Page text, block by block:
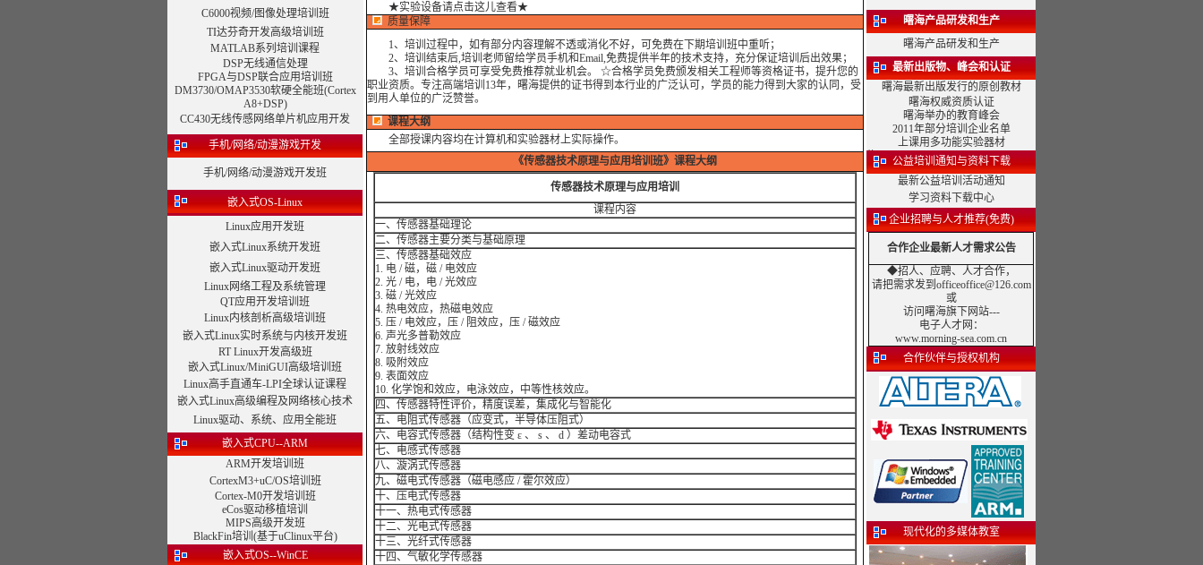
C6000视频/图像处理培训班
TI达芬奇开发高级培训班
MATLAB系列培训课程
DSP无线通信处理
FPGA与DSP联合应用培训班
DM3730/OMAP3530软硬全能班(Cortex
A8+DSP)
CC430无线传感网络单片机应用开发
手机/网络/动漫游戏开发
手机/网络/动漫游戏开发班
嵌入式OS-Linux
Linux应用开发班
嵌入式Linux系统开发班
嵌入式Linux驱动开发班
Linux网络工程及系统管理
QT应用开发培训班
Linux内核剖析高级培训班
嵌入式Linux实时系统与内核开发班
RT Linux开发高级班
嵌入式Linux/MiniGUI高级培训班
Linux高手直通车-LPI全球认证课程
嵌入式Linux高级编程及网络核心技术
Linux驱动、系统、应用全能班
嵌入式CPU--ARM
ARM开发培训班
CortexM3+uC/OS培训班
Cortex-M0开发培训班
eCos驱动移植培训
MIPS高级开发班
BlackFin培训(基于uClinux平台)
嵌入式OS--WinCE
曙海产品研发和生产
曙海产品研发和生产
最新出版物、峰会和认证
曙海最新出版发行的原创教材
曙海权威资质认证
曙海举办的教育峰会
2011年部分培训企业名单
上课用多功能实验器材
公益培训通知与资料下载
最新公益培训活动通知
学习资料下载中心
企业招聘与人才推荐(免费)
合作企业最新人才需求公告
◆招人、应聘、人才合作，
请把需求发到officeoffice@126.com
或
访问曙海旗下网站---
电子人才网 ：
www.morning-sea.com.cn
合作伙伴与授权机构
现代化的多媒体教室
★实验设备请点击这儿查看★
质量保障
1、培训过程中，如有部分内容理解不透或消化不好，可免费在下期培训班中重听；
2、培训结束后,培训老师留给学员手机和Email,免费提供半年的技术支持，充分保证培训后出效果；
3、培训合格学员可享受免费推荐就业机会。 ☆合格学员免费颁发相关工程师等资格证书，提升您的
职业资质。专注高端培训13年，曙海提供的证书得到本行业的广泛认可，学员的能力得到大家的认同，受
到用人单位的广泛赞誉。
课程大纲
全部授课内容均在计算机和实验器材上实际操作。
《传感器技术原理与应用培训班》 课程大纲
传感器技术原理与应用培训
课程内容
一、传感器基础理论
二、传感器主要分类与基础原理
三、传感器基础效应
1. 电 / 磁，磁 / 电效应
2. 光 / 电，电 / 光效应
3. 磁 / 光效应
4. 热电效应，热磁电效应
5. 压 / 电效应，压 / 阻效应，压 / 磁效应
6. 声光多普勒效应
7. 放射线效应
8. 吸附效应
9. 表面效应
10. 化学饱和效应，电泳效应，中等性核效应。
四、传感器特性评价，精度误差，集成化与智能化
五、电阻式传感器（应变式，半导体压阻式）
六、电容式传感器（结构性变 ε 、 s 、 d ）差动电容式
七、电感式传感器
八、漩涡式传感器
九、磁电式传感器（磁电感应 / 霍尔效应）
十、压电式传感器
十一、热电式传感器
十二、光电式传感器
十三、光纤式传感器
十四、气敏化学传感器